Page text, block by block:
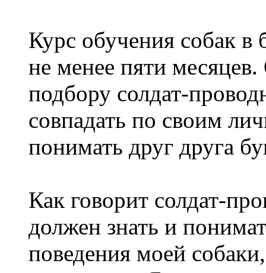
Курс обучения собак в
не менее пяти
подбору солдат-
совпадать по своим
понимать друг друга
Как говорит солдат-
должен знать и
поведения моей